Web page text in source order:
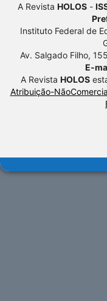
A Revista HOLOS -
Instituto Federal de
Av. Salgado Filho,
E-
A Revista HOLOS
Atribuição-